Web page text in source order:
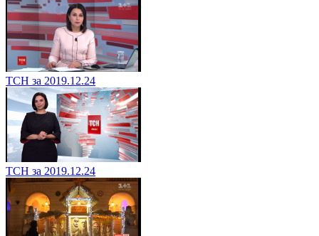
ТСН за 2019.12.24
ТСН за 2019.12.24